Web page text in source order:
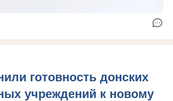
готовность донских
учреждений к новому